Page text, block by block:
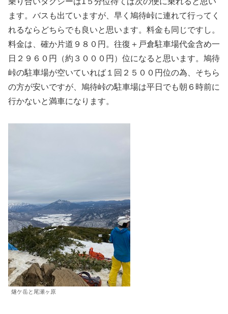
ます。バスも出ていますが、早く鳩待峠に連れて行ってく
れるならどちらでも良いと思います。料金も同じですし。
料金は、確か片道９８０円。往復＋戸倉駐車場代金含め一
日２９６０円（約３０００円）位になると思います。鳩待
峠の駐車場が空いていれば１回２５００円位の為、そちら
の方が安いですが、鳩待峠の駐車場は平日でも朝６時前に
行かないと満車になります。
燧ケ岳と尾瀬ヶ原